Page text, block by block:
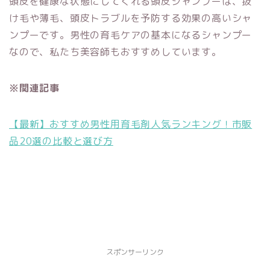
け毛や薄毛、頭皮トラブルを予防する効果の高いシャ
ンプーです。男性の育毛ケアの基本になるシャンプー
なので、私たち美容師もおすすめしています。
※関連記事
【最新】おすすめ男性用育毛剤人気ランキング！市販
品20選の比較と選び方
スポンサーリンク